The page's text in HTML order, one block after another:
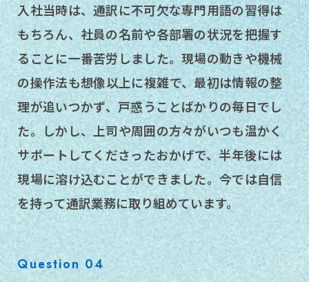
入社当時は、通訳に不可欠な専門用語の習得は
もちろん、社員の名前や各部署の状況を把握す
ることに一番苦労しました。現場の動きや機械
の操作法も想像以上に複雑で、最初は情報の整
理が追いつかず、戸惑うことばかりの毎日でし
た。しかし、上司や周囲の方々がいつも温かく
サポートしてくださったおかげで、半年後には
現場に溶け込むことができました。今では自信
を持って通訳業務に取り組めています。
Question 04